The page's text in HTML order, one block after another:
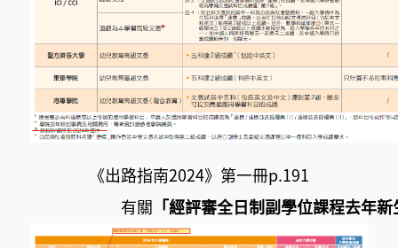
《出路指南2024》第一冊p.191
有關
「經評審全日制副學位課程去年